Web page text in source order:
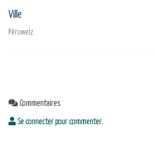
Ville
Péruwelz
Commentaires
Se connecter pour commenter.